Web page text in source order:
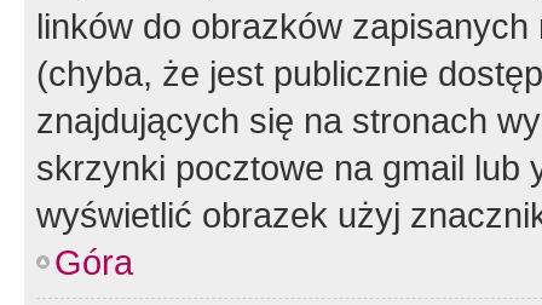
linków do obrazków
(chyba, że jest publicznie
znajdujących się na stronach
skrzynki pocztowe na gmail lub
wyświetlić obrazek użyj
Góra